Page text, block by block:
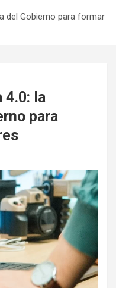
del Gobierno para formar
4.0: la
para